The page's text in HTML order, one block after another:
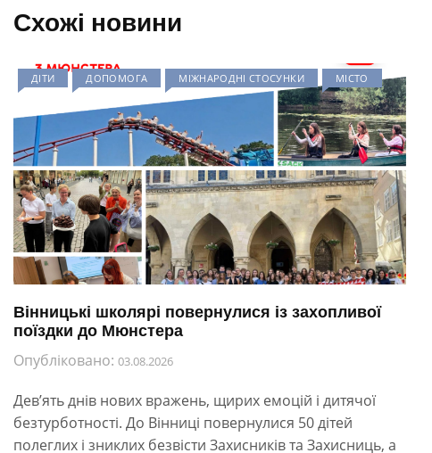
Схожі новини
ДІТИ ДОПОМОГА МІЖНАРОДНІ СТОСУНКИ МІСТО
Вінницькі школярі повернулися із захопливої
поїздки до Мюнстера
Опубліковано: 03.08.2026
Дев’ять днів нових вражень, щирих емоцій і дитячої
безтурботності. До Вінниці повернулися 50 дітей
полеглих і зниклих безвісти Захисників та Захисниць, а